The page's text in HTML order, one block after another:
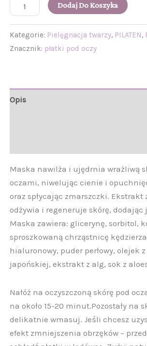
Dodaj Do Koszyka
Kategorie: Pielęgnacja twarzy, PILATEN,
Znacznik: płatki pod oczy
Opis
Maska nawilża i ujędrnia wrażliwą
oczami, niwelując cienie i
oraz spłycając zmarszczki. Ekstrakt
odżywia i regeneruje skórę, dodając
Maska zawiera: glicerynę, sorbitol,
sproszkowaną chrząstnicę
hialuronowy, puder perłowy, olejek
japońskiej, ekstrakt z alg, sok z
Nałóż na oczyszczoną skórę pod
na około 15-20 minut.Pozostały na
delikatnie wmasuj. Jeśli chcesz
efekt zmniejszenia obrzęków –